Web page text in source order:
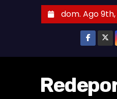
dom. Ago